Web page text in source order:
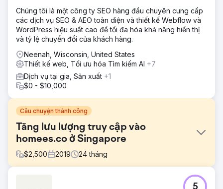
Chúng tôi là một công ty SEO hàng đầu chuyên cung cấp
các dịch vụ SEO & AEO toàn diện và thiết kế Webflow và
WordPress hiệu suất cao để tối đa hóa khả năng hiển thị
và tỷ lệ chuyển đổi của khách hàng.
Neenah, Wisconsin, United States
Thiết kế web, Tối ưu hóa Tìm kiếm AI +7
Dịch vụ tại gia, Sản xuất +1
$0 - $10,000
Câu chuyện thành công
Tăng lưu lượng truy cập vào
homees.co ở Singapore
$2,500 2019 24 tháng